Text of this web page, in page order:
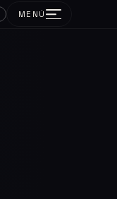
MENÚ